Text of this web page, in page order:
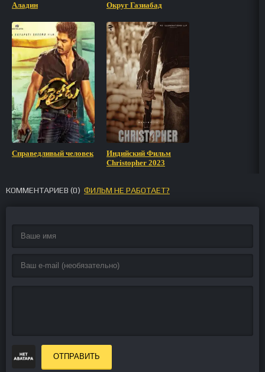
Аладин Округ Газиабад
Справедливый человек
Индийский Фильм
Christopher 2023
КОММЕНТАРИЕВ (0) ФИЛЬМ НЕ РАБОТАЕТ?
ОТПРАВИТЬ